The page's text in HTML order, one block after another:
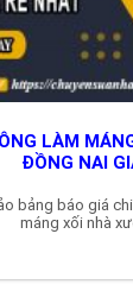
LÀM
ĐỒNG NAI
bảng báo giá
máng xối nhà